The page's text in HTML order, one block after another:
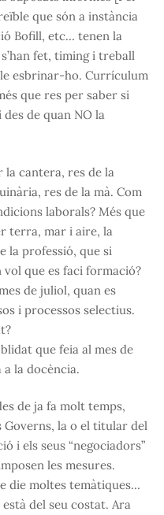
que són a instància
Bofill, etc… tenen la
fet, timing i treball
esbrinar-ho. Currículum
que res per saber si
de quan NO la
la cantera, res de la
res de la mà. Com
laborals? Més que
terra, mar i aire, la
la professió, que si
vol que es faci formació?
de juliol, quan es
i processos selectius.
que feia al mes de
la docència.
de ja fa molt temps,
la o el titular del
i els seus “negociadors”
les mesures.
die moltes temàtiques…
del seu costat. Ara